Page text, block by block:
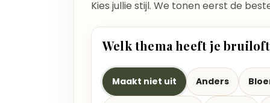
Kies jullie stijl. We tonen eerst de
Welk thema heeft je
Maakt niet uit Anders